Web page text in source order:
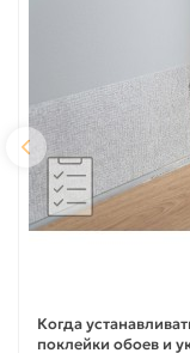
Когда
поклейки обоев и